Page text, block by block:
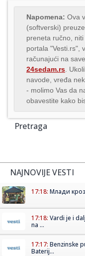
Napomena: Ova
(softverski)
preneta ručno,
portala "Vesti.rs",
računajući na
24sedam.rs .
navode, vređa
- molimo Vas da
obavestite kako
Pretraga
NAJNOVIJE VESTI
17:18: Млади кроз
17:18: Vardi je i
na ...
17:17: Benzinske
Baterij...